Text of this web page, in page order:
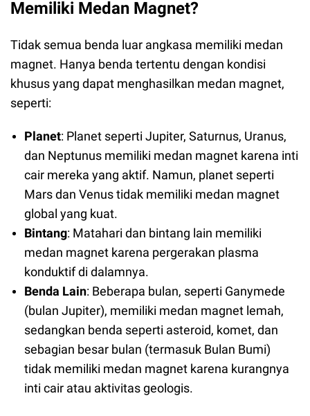
Memiliki Medan Magnet?
Tidak semua benda luar angkasa memiliki medan
magnet. Hanya benda tertentu dengan kondisi
khusus yang dapat menghasilkan medan magnet,
seperti:
Planet: Planet seperti Jupiter, Saturnus, Uranus,
dan Neptunus memiliki medan magnet karena inti
cair mereka yang aktif. Namun, planet seperti
Mars dan Venus tidak memiliki medan magnet
global yang kuat.
Bintang: Matahari dan bintang lain memiliki
medan magnet karena pergerakan plasma
konduktif di dalamnya.
Benda Lain: Beberapa bulan, seperti Ganymede
(bulan Jupiter), memiliki medan magnet lemah,
sedangkan benda seperti asteroid, komet, dan
sebagian besar bulan (termasuk Bulan Bumi)
tidak memiliki medan magnet karena kurangnya
inti cair atau aktivitas geologis.